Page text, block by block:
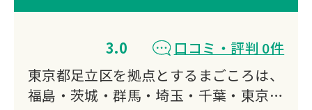
3.0
口コミ・評判 0件
東京都足立区を拠点とするまごころは、
福島・茨城・群馬・埼玉・千葉・東京の